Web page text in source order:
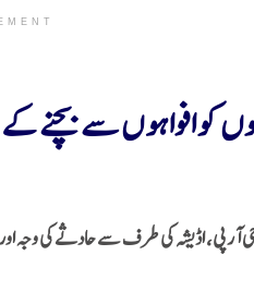
کو افواہوں سے بچنے
آرپی، اڈیشہ کی طرف سے حادثے کی وجہ اور